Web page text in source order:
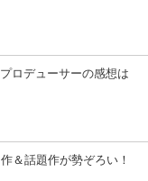
ロデューサーの感想は
＆話題作が勢ぞろい！